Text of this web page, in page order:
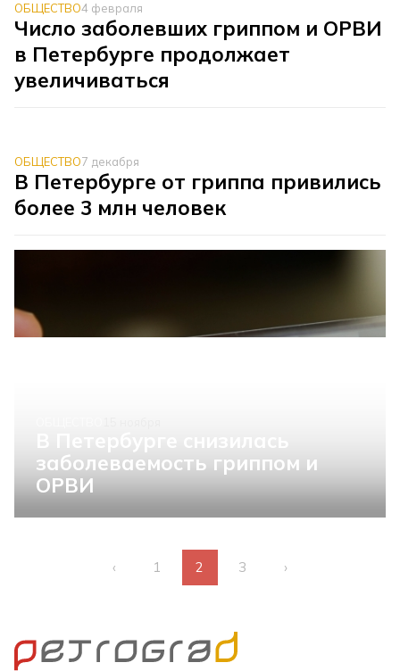
ОБЩЕСТВО4 февраля
Число заболевших гриппом и ОРВИ
в Петербурге продолжает
увеличиваться
ОБЩЕСТВО7 декабря
В Петербурге от гриппа привились
более 3 млн человек
заболеваемость гриппом и
ОРВИ
‹ 1 2 3 ›